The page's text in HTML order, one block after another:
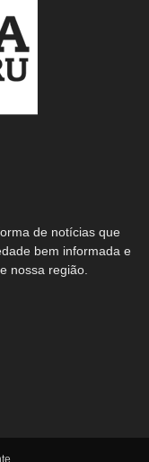
de notícias que
bem informada e
nossa região.